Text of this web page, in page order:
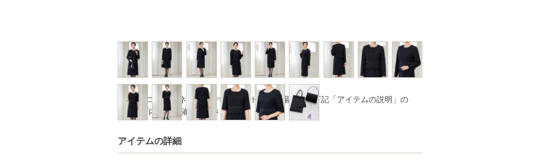
※写真はコーディネート例です。セット商品の場合は、下記「アイテムの説明」の
★SET内容をご確認ください
アイテムの詳細